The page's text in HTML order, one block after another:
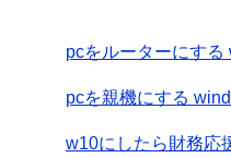
pcをルーターにする
pcを親機にする
w10にしたら財務応